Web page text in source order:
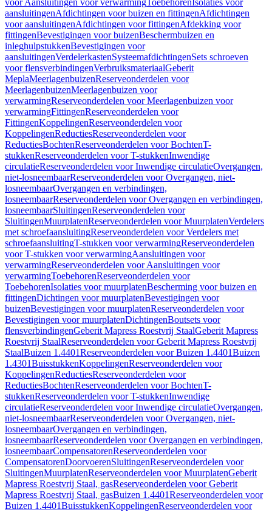
voor Aansluitingen voor verwarmingToebehorenIsolaties voor
aansluitingenAfdichtingen voor buizen en fittingenAfdichtingen
voor aansluitingenAfdichtingen voor fittingenAfdekking voor
fittingenBevestigingen voor buizenBeschermbuizen en
inleghulpstukkenBevestigingen voor
aansluitingenVerdelerkastenSysteemafdichtingenSets schroeven
voor flensverbindingenVerbruiksmateriaalGeberit
MeplaMeerlagenbuizenReserveonderdelen voor
MeerlagenbuizenMeerlagenbuizen voor
verwarmingReserveonderdelen voor Meerlagenbuizen voor
verwarmingFittingenReserveonderdelen voor
FittingenKoppelingenReserveonderdelen voor
KoppelingenReductiesReserveonderdelen voor
ReductiesBochtenReserveonderdelen voor BochtenT-
stukkenReserveonderdelen voor T-stukkenInwendige
circulatieReserveonderdelen voor Inwendige circulatieOvergangen,
niet-losneembaarReserveonderdelen voor Overgangen, niet-
losneembaarOvergangen en verbindingen,
losneembaarReserveonderdelen voor Overgangen en verbindingen,
losneembaarSluitingenReserveonderdelen voor
SluitingenMuurplatenReserveonderdelen voor MuurplatenVerdelers
met schroefaansluitingReserveonderdelen voor Verdelers met
schroefaansluitingT-stukken voor verwarmingReserveonderdelen
voor T-stukken voor verwarmingAansluitingen voor
verwarmingReserveonderdelen voor Aansluitingen voor
verwarmingToebehorenReserveonderdelen voor
ToebehorenIsolaties voor muurplatenBescherming voor buizen en
fittingenDichtingen voor muurplatenBevestigingen voor
buizenBevestigingen voor muurplatenReserveonderdelen voor
Bevestigingen voor muurplatenDichtingenBoutsets voor
flensverbindingenGeberit Mapress Roestvrij StaalGeberit Mapress
Roestvrij StaalReserveonderdelen voor Geberit Mapress Roestvrij
StaalBuizen 1.4401Reserveonderdelen voor Buizen 1.4401Buizen
1.4301BuisstukkenKoppelingenReserveonderdelen voor
KoppelingenReductiesReserveonderdelen voor
ReductiesBochtenReserveonderdelen voor BochtenT-
stukkenReserveonderdelen voor T-stukkenInwendige
circulatieReserveonderdelen voor Inwendige circulatieOvergangen,
niet-losneembaarReserveonderdelen voor Overgangen, niet-
losneembaarOvergangen en verbindingen,
losneembaarReserveonderdelen voor Overgangen en verbindingen,
losneembaarCompensatorenReserveonderdelen voor
CompensatorenDoorvoerenSluitingenReserveonderdelen voor
SluitingenMuurplatenReserveonderdelen voor MuurplatenGeberit
Mapress Roestvrij Staal, gasReserveonderdelen voor Geberit
Mapress Roestvrij Staal, gasBuizen 1.4401Reserveonderdelen voor
Buizen 1.4401BuisstukkenKoppelingenReserveonderdelen voor